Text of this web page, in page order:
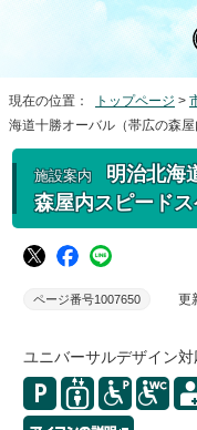
現在の位置： トップページ >
海道十勝オーバル（帯広の森屋
施設案内明治北海
森屋内スピードス
ページ番号1007650 更
ユニバーサルデザイン対